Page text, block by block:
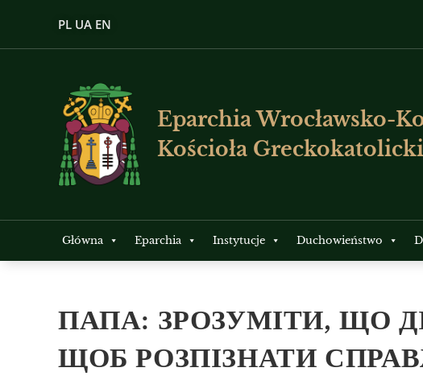
PL UA EN
Eparchia Wrocławsko-
Kościoła
Główna Eparchia Instytucje Duchowieństwo
ПАПА: ЗРОЗУМІТИ, ЩО
ЩОБ РОЗПІЗНАТИ